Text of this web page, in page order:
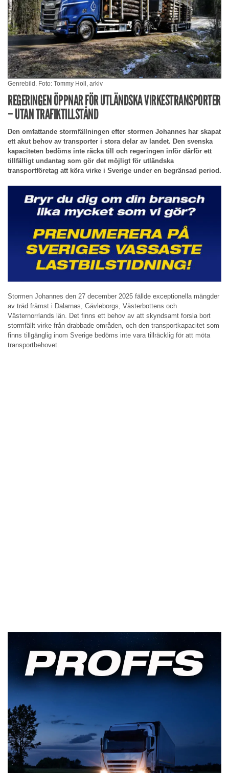
Genrebild. Foto: Tommy Holl, arkiv
REGERINGEN ÖPPNAR FÖR UTLÄNDSKA VIRKESTRANSPORTER
– UTAN TRAFIKTILLSTÅND
Den omfattande stormfällningen efter stormen Johannes har skapat
ett akut behov av transporter i stora delar av landet. Den svenska
kapaciteten bedöms inte räcka till och regeringen inför därför ett
tillfälligt undantag som gör det möjligt för utländska
transportföretag att köra virke i Sverige under en begränsad period.
Stormen Johannes den 27 december 2025 fällde exceptionella mängder
av träd främst i Dalarnas, Gävleborgs, Västerbottens och
Västernorrlands län. Det finns ett behov av att skyndsamt forsla bort
stormfällt virke från drabbade områden, och den transportkapacitet som
finns tillgänglig inom Sverige bedöms inte vara tillräcklig för att möta
transportbehovet.